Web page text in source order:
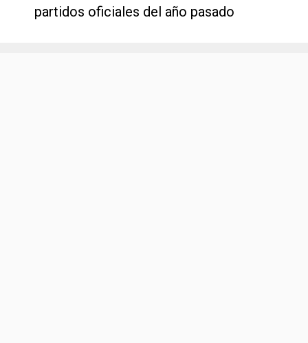
partidos oficiales del año pasado